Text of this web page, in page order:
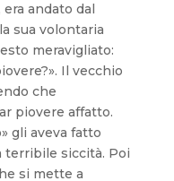
andato dal
sua volontaria
meravigliato:
Il vecchio
che
piovere affatto.
gli aveva fatto
terribile siccità. Poi
si mette a